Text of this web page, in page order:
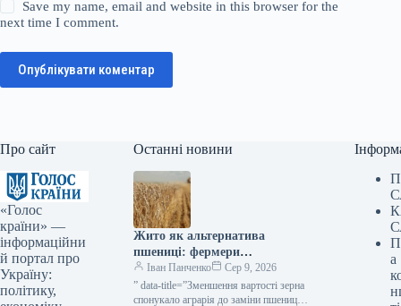
Save my name, email and website in this browser for the
next time I comment.
Опублікувати коментар
Про сайт
«Голос
країни» —
інформаційни
й портал про
Україну:
політику,
Останні новини
Жито як альтернатива
пшениці: фермери
розглядають зміну культур —
КУРКУЛЬ
Іван Панченко
Сер 9, 2026
” data-title=”Зменшення вартості зерна
спонукало аграрія до заміни пшениці
а